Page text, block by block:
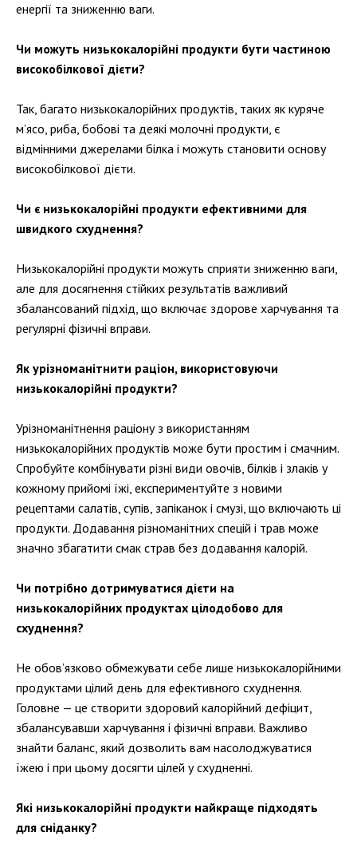
енергії та зниженню ваги.
Чи можуть низькокалорійні продукти бути частиною
високобілкової дієти?
Так, багато низькокалорійних продуктів, таких як куряче
м’ясо, риба, бобові та деякі молочні продукти, є
відмінними джерелами білка і можуть становити основу
високобілкової дієти.
Чи є низькокалорійні продукти ефективними для
швидкого схуднення?
Низькокалорійні продукти можуть сприяти зниженню ваги,
але для досягнення стійких результатів важливий
збалансований підхід, що включає здорове харчування та
регулярні фізичні вправи.
Як урізноманітнити раціон, використовуючи
низькокалорійні продукти?
Урізноманітнення раціону з використанням
низькокалорійних продуктів може бути простим і смачним.
Спробуйте комбінувати різні види овочів, білків і злаків у
кожному прийомі їжі, експериментуйте з новими
рецептами салатів, супів, запіканок і смузі, що включають ці
продукти. Додавання різноманітних спецій і трав може
значно збагатити смак страв без додавання калорій.
Чи потрібно дотримуватися дієти на
низькокалорійних продуктах цілодобово для
схуднення?
Не обов’язково обмежувати себе лише низькокалорійними
продуктами цілий день для ефективного схуднення.
Головне — це створити здоровий калорійний дефіцит,
збалансувавши харчування і фізичні вправи. Важливо
знайти баланс, який дозволить вам насолоджуватися
їжею і при цьому досягти цілей у схудненні.
Які низькокалорійні продукти найкраще підходять
для сніданку?